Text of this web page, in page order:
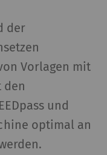
der
Vorlagen mit
den
und
optimal an